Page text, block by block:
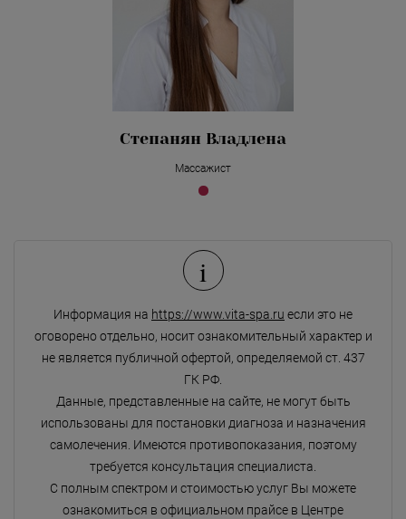
Степанян Владлена
Массажист
i
Информация на https://www.vita-spa.ru если это не
оговорено отдельно, носит ознакомительный характер и
не является публичной офертой, определяемой ст. 437
ГК РФ.
Данные, представленные на сайте, не могут быть
использованы для постановки диагноза и назначения
самолечения. Имеются противопоказания, поэтому
требуется консультация специалиста.
С полным спектром и стоимостью услуг Вы можете
ознакомиться в официальном прайсе в Центре